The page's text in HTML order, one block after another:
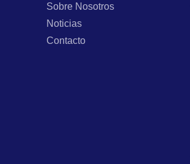
Sobre Nosotros
Noticias
Contacto